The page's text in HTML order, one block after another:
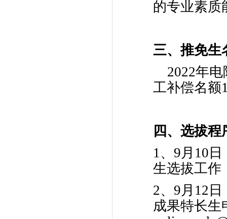
的专业素质
三、推免生
2022年
工补偿名额
四、选拔
1、9月10
生选拔工作
2、9月12
成果特长生